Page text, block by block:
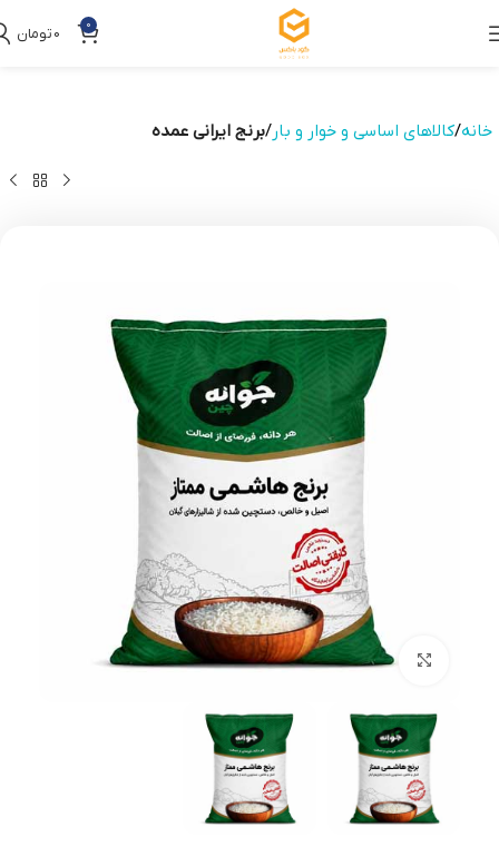
0
0تومان
خانه کالاهای اساسی و خوار و بار برنج ایرانی عمده
بزرگنمایی تصویر